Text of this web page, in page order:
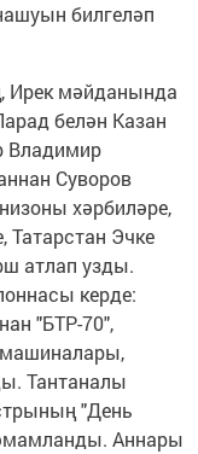
билгеләп
Ирек мәйданында
белән Казан
Владимир
Суворов
хәрбиләре,
Татарстан Эчке
атлап узды.
керде:
"БТР-70",
Тантаналы
"День
Аннары